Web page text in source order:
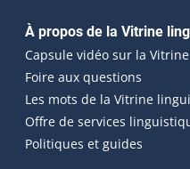
Navigation
À propos de la Vitrine
Capsule vidéo sur la
Foire aux questions
Les mots de la Vitrine
Offre de services
Politiques et guides